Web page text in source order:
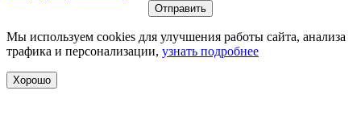
Мы используем cookies для улучшения работы сайта, анализа
трафика и персонализации, узнать подробнее
Хорошо